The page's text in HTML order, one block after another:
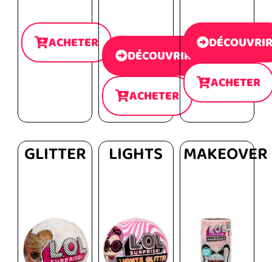
ACHETER
DÉCOUVRIR
ACHETER
DÉCOUVRIR
ACHETER
GLITTER LIGHTS MAKEOVER